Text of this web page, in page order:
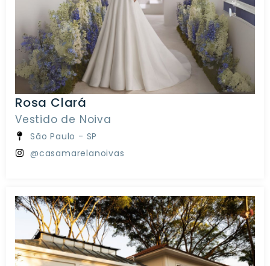
Rosa Clará
Vestido de Noiva
São Paulo - SP
@casamarelanoivas